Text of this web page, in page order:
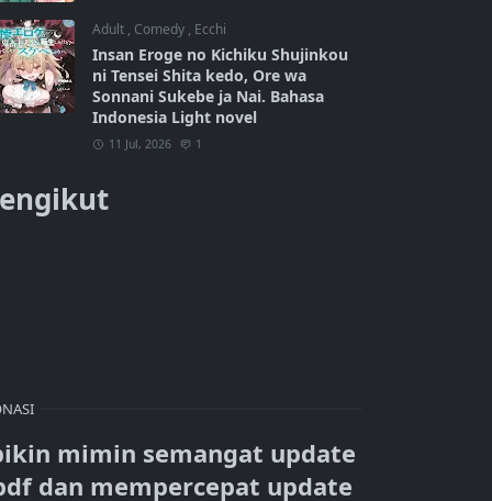
Adult , Comedy , Ecchi
Insan Eroge no Kichiku Shujinkou
ni Tensei Shita kedo, Ore wa
Sonnani Sukebe ja Nai. Bahasa
Indonesia Light novel
11 Jul, 2026 1
mimin semangat update
dan mempercepat update